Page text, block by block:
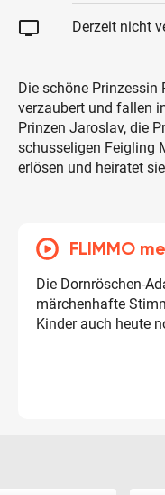
tv Derzeit nicht
Die schöne Prinzessin
verzaubert und fallen
Prinzen Jaroslav, die
schusseligen Feigling
erlösen und heiratet
FLIMMO
Die Dornröschen-
märchenhafte
Kinder auch heute